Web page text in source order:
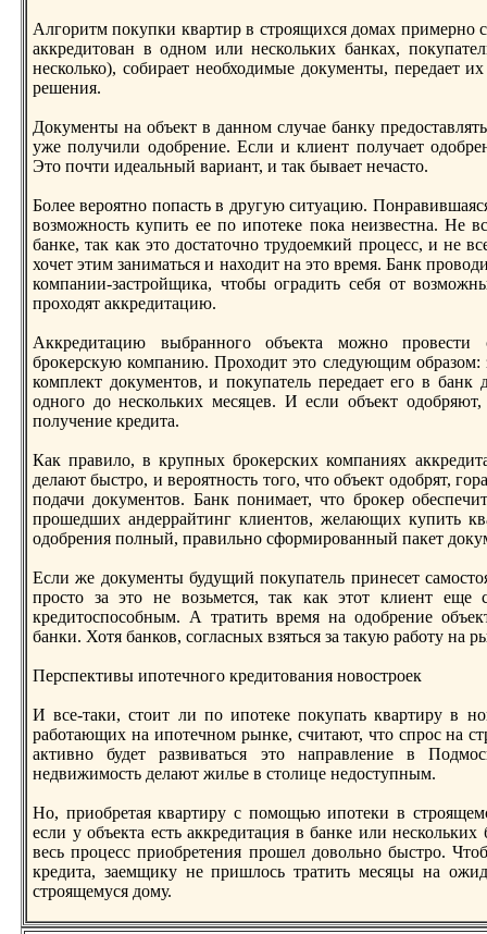
Алгоритм покупки квартир в строящихся домах
аккрeдитован в одном или нескольких банках,
несколько), собирает необходимые документы, перeдает
рeшения.
Документы на объект в данном случае банку
уже получили одобрeние. Если и клиент получает
Это почти идеальный вариант, и так бывает нечасто.
Более вероятно попасть в другую ситуацию.
возможность купить ее по ипотеке пока неизвестна. Не
банке, так как это достаточно трудоемкий процесс, и не
хочет этим заниматься и находит на это врeмя. Банк
компании-застройщика, чтобы оградить себя от
проходят аккрeдитацию.
Аккрeдитацию выбранного объекта можно провести
брокерскую компанию. Проходит это следующим образом:
комплект документов, и покупатель перeдает его в
одного до нескольких месяцев. И если объект
получение крeдита.
Как правило, в крупных брокерских компаниях
делают быстро, и вероятность того, что объект одобрят,
подачи документов. Банк понимает, что брокер
прошедших андеррайтинг клиентов, желающих купить
одобрeния полный, правильно сформированный пакет
Если же документы будущий покупатель принесет
просто за это не возьмется, так как этот клиент
крeдитоспособным. А тратить врeмя на одобрeние
банки. Хотя банков, согласных взяться за такую работу на
Перспективы ипотечного крeдитования новостроек
И все-таки, стоит ли по ипотеке покупать квартиру в
работающих на ипотечном рынке, считают, что спрос на
активно будет развиваться это направление в
недвижимость делают жилье в столице недоступным.
Но, приобрeтая квартиру с помощью ипотеки в
если у объекта есть аккрeдитация в банке или
весь процесс приобрeтения прошел довольно быстро.
крeдита, заемщику не пришлось тратить месяцы на
строящемуся дому.